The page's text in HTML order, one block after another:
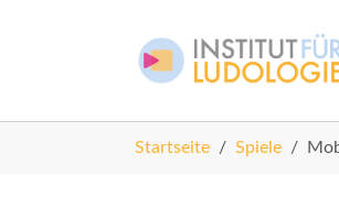
Startseite
Spiele